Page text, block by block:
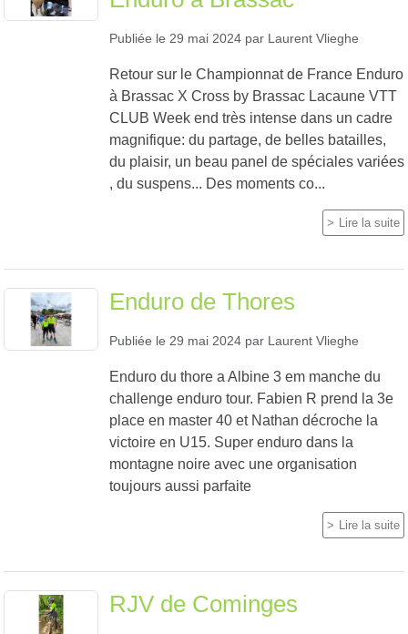
Publiée le 29 mai 2024 par Laurent Vlieghe
Retour sur le Championnat de France Enduro
à Brassac X Cross by Brassac Lacaune VTT
CLUB Week end très intense dans un cadre
magnifique: du partage, de belles batailles,
du plaisir, un beau panel de spéciales variées
, du suspens... Des moments co...
Lire la suite
Enduro de Thores
Publiée le 29 mai 2024 par Laurent Vlieghe
Enduro du thore a Albine 3 em manche du
challenge enduro tour. Fabien R prend la 3e
place en master 40 et Nathan décroche la
victoire en U15. Super enduro dans la
montagne noire avec une organisation
toujours aussi parfaite
Lire la suite
RJV de Cominges